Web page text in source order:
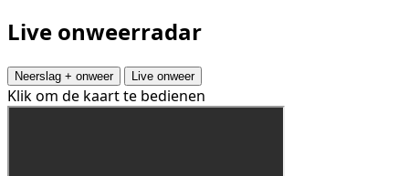
Live onweerradar
Neerslag + onweer Live onweer
Klik om de kaart te bedienen